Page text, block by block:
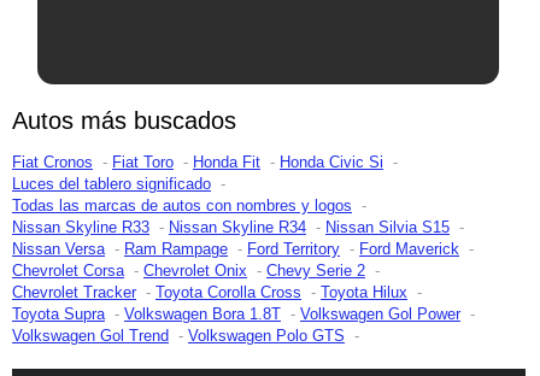
Autos más buscados
Fiat Cronos Fiat Toro Honda Fit
Honda Civic Si
Luces del tablero significado
Todas las marcas de autos con nombres y logos
Nissan Skyline R33
Nissan Skyline R34
Nissan Silvia S15
Nissan Versa
Ram Rampage Ford Territory
Ford Maverick
Chevrolet Corsa
Chevrolet Onix
Chevy Serie 2
Chevrolet Tracker
Toyota Corolla Cross
Toyota Hilux
Toyota Supra
Volkswagen Bora 1.8T
Volkswagen Gol Power
Volkswagen Gol Trend
Volkswagen Polo GTS